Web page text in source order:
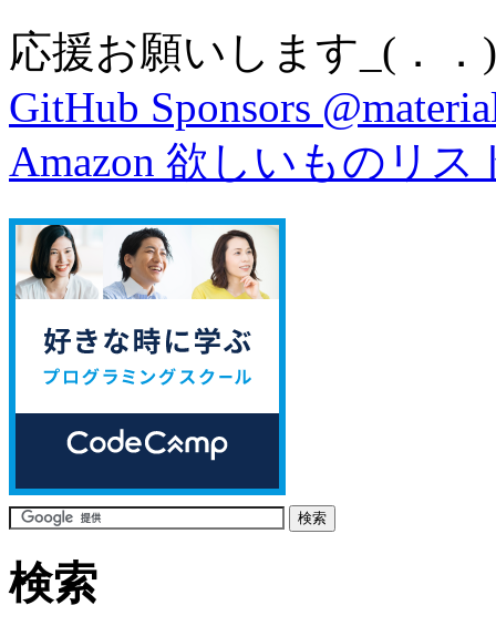
応援お願いします_(．．
GitHub Sponsors
Amazon 欲しいものリス
検索